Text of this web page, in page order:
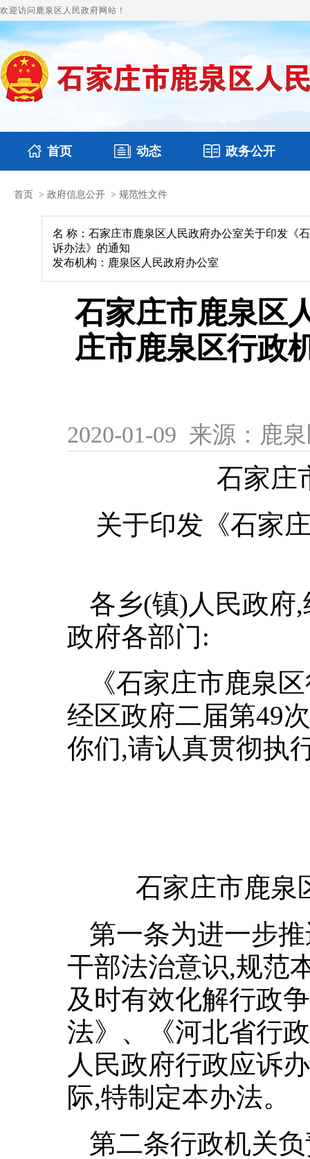
欢迎访问鹿泉区人民政府网站！
首页 动态
国务要闻 鹿泉要闻
政务公开
本区文件 财政预决算
首页 > 政府信息公开 > 规范性文件
名 称：石家庄市鹿泉区人民政府办公室关于印发《
诉办法》的通知
发布机构：鹿泉区人民政府办公室
石家庄市鹿泉区
庄市鹿泉区行政
2020-01-09 来源：鹿
石家庄
关于印发《石家
各乡(镇)人民政府
政府各部门:
《石家庄市鹿泉
经区政府二届第49
你们,请认真贯彻执
石家庄市鹿泉
第一条为进一步
干部法治意识,规范
及时有效化解行政
法》、《河北省行
人民政府行政应诉
际,特制定本办法。
第二条行政机关